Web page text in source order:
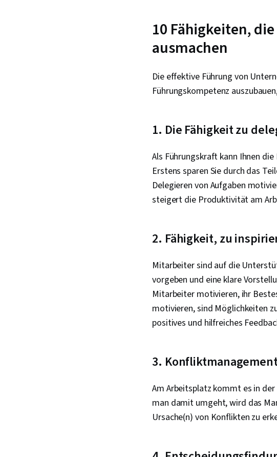
10 Fähigkeiten,
ausmachen
Die effektive Führung von
Führungskompetenz
1. Die Fähigkeit zu
Als Führungskraft kann Ihnen
Erstens sparen Sie durch das
Delegieren von Aufgaben
steigert die Produktivität am
2. Fähigkeit, zu
Mitarbeiter sind auf die
vorgeben und eine klare
Mitarbeiter motivieren, ihr
motivieren, sind Möglichkeiten
positives und hilfreiches
3.
Am Arbeitsplatz kommt es in
man damit umgeht, wird das
Ursache(n) von Konflikten zu